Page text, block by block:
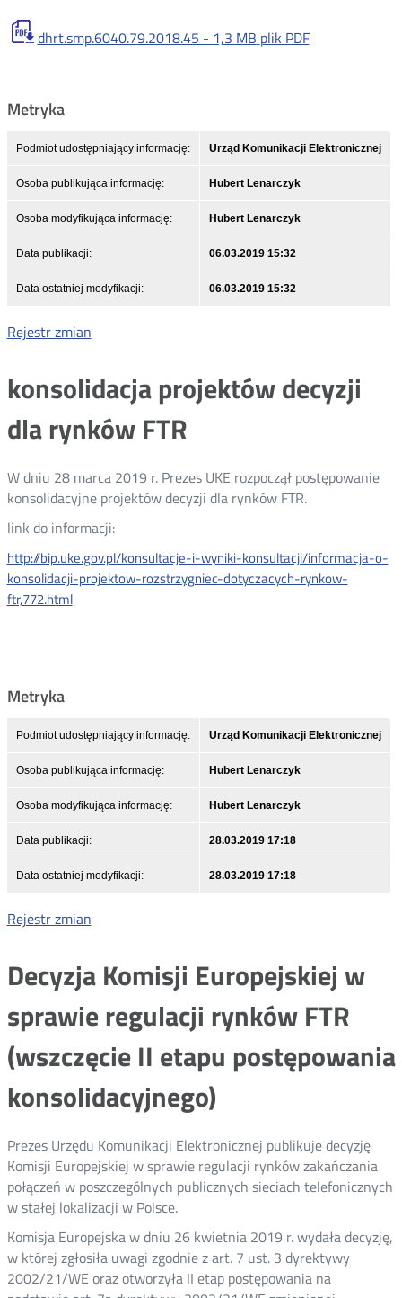
dhrt.smp.6040.79.2018.45 - 1,3 MB plik PDF
Metryka
Podmiot udostępniający informację: Urząd Komunikacji Elektronicznej
Osoba publikująca informację: Hubert Lenarczyk
Osoba modyfikująca informację: Hubert Lenarczyk
Data publikacji: 06.03.2019 15:32
Data ostatniej modyfikacji: 06.03.2019 15:32
Rejestr zmian
konsolidacja projektów decyzji
dla rynków FTR
W dniu 28 marca 2019 r. Prezes UKE rozpoczął postępowanie
konsolidacyjne projektów decyzji dla rynków FTR.
link do informacji:
http://bip.uke.gov.pl/konsultacje-i-wyniki-konsultacji/informacja-o-
konsolidacji-projektow-rozstrzygniec-dotyczacych-rynkow-
ftr,772.html
Metryka
Podmiot udostępniający informację: Urząd Komunikacji Elektronicznej
Osoba publikująca informację: Hubert Lenarczyk
Osoba modyfikująca informację: Hubert Lenarczyk
Data publikacji: 28.03.2019 17:18
Data ostatniej modyfikacji: 28.03.2019 17:18
Rejestr zmian
Decyzja Komisji Europejskiej w
sprawie regulacji rynków FTR
(wszczęcie II etapu postępowania
konsolidacyjnego)
Prezes Urzędu Komunikacji Elektronicznej publikuje decyzję
Komisji Europejskiej w sprawie regulacji rynków zakańczania
połączeń w poszczególnych publicznych sieciach telefonicznych
w stałej lokalizacji w Polsce.
Komisja Europejska w dniu 26 kwietnia 2019 r. wydała decyzję,
w której zgłosiła uwagi zgodnie z art. 7 ust. 3 dyrektywy
2002/21/WE oraz otworzyła II etap postępowania na